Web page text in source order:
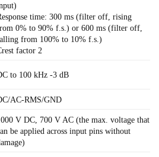
time: 300 ms (filter off, rising
0% to 90% f.s.) or 600 ms (filter off,
from 100% to 10% f.s.)
factor 2
to 100 kHz -3 dB
AC-RMS/GND
V DC, 700 V AC (the max. voltage that
be applied across input pins without